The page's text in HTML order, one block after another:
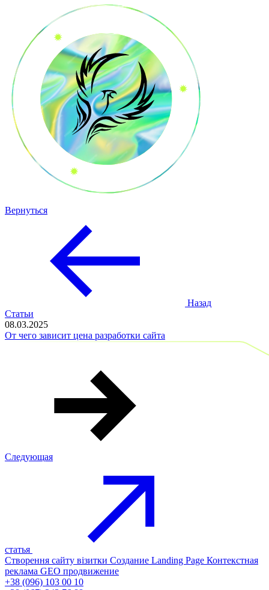
Вернуться
Назад
Статьи
08.03.2025
От чего зависит цена разработки сайта
Следующая
статья
Створення сайту візитки Создание Landing Page Контекстная
реклама GEO продвижение
+38 (096) 103 00 10